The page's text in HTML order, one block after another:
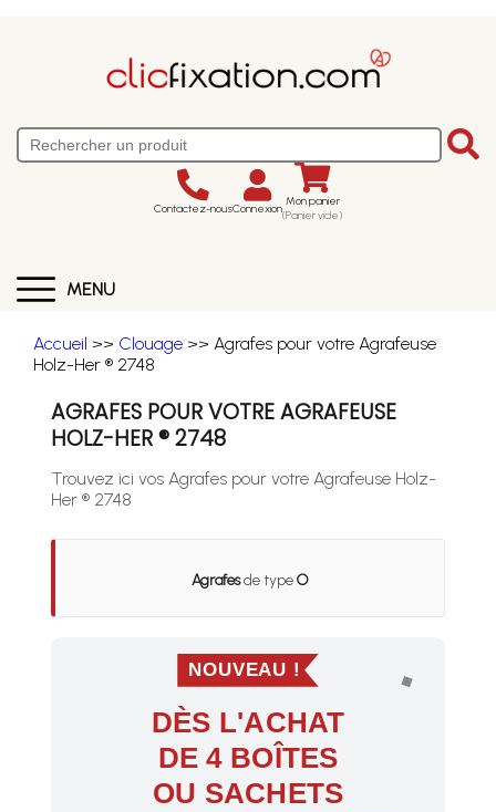
Contactez-nousConnexion Mon panier
(Panier vide)
MENU
Accueil >> Clouage >> Agrafes pour votre Agrafeuse
Holz-Her ® 2748
AGRAFES POUR VOTRE AGRAFEUSE
HOLZ-HER ® 2748
Trouvez ici vos Agrafes pour votre Agrafeuse Holz-
Her ® 2748
Agrafesde typeO
NOUVEAU !
DÈS L'ACHAT
DE 4 BOÎTES
OU SACHETS